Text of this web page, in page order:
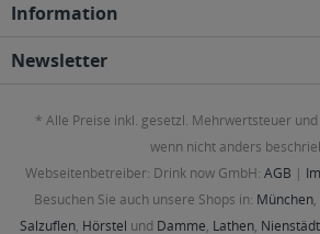
Information
Newsletter
* Alle Preise inkl. gesetzl. Mehrwertsteuer und
wenn nicht anders
Webseitenbetreiber: Drink now GmbH: AGB |
Besuchen Sie auch unsere Shops in: München,
Salzuflen, Hörstel und Damme, Lathen, Nienstädt